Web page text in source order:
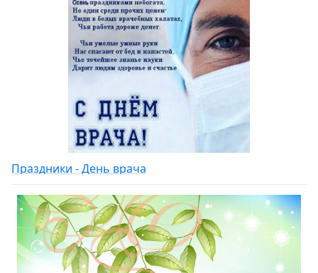
Праздники - День врача